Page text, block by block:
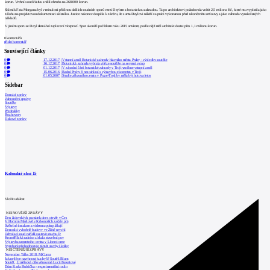
korun. Vrchní soud částku snížil zhruba na 268.000 korun.
Skleník Fata Morgana byl v minulosti příčinou dalších soudních sporů mezi Deylem a botanickou zahradou. Ta po architektovi požadovala vrátit 2,5 milionu Kč, které mu vyplatila jako
zálohu na projektovou dokumentaci skleníku. Justice nakonec dospěla k závěru, že suma Deylovi náleží za práci vykonanou před ukončením smlouvy a jako náhrada vynaložených
nákladů.
V jiném sporu se Deyl domáhal zaplacení víceprací. Spor skončil počátkem roku 2015 smírem, podle nějž měl architekt dostat přes 1,1 milionu korun.
0komentářů
přidat komentář
Související články
0 17.12.2017 |Vstupní areál Botanické zahrady hlavního města Prahy - výsledky soutěže
0
16.12.2017 |Botanická zahrada vybrala vítěze soutěže na severní vstup
0
01.12.2017 |V západní části botanické zahrady v Troji vznikne vstupní areál
0
15.06.2016 |Radní Prahy 8 nesouhlasí s výstavbou ekocentra v Troji
0 01.05.2007 |Studie zábavního centra v Praze-Troji by měla být hotova letos
Sidebar
Domácí zprávy
Zahraniční zprávy
Soutěže
Výstavy
Přednášky
Rozhovory
Tiskové zprávy
Kalendář akcí 15
Vložit událost
NEJNOVĚJŠÍ ZPRÁVY
Den židovských památek dnes otevře v Čes
V Horním Maršově v Krkonoších začaly prá
Světelné instalace a videomapping lákají
Demolici vyhořelé budovy ve Zlíně urychl
Odvolací soud nařídil zastavit stavbu Tr
Kroměřížská radnice získala stavební pov
Výstavba urgentního centra v Liberci ome
Nymburk přehodnocuje záměr stavby školky
NEJČTENĚJŠÍ ZPRÁVY
November Talks 2018: M.Corea
Jak nejlépe navrhnout kuchyň? Soutěž Blum
Soutěž „Umělecké dílo věnované Lucii Bakešové
Dům Karla Hubáčka – experimentální rodin